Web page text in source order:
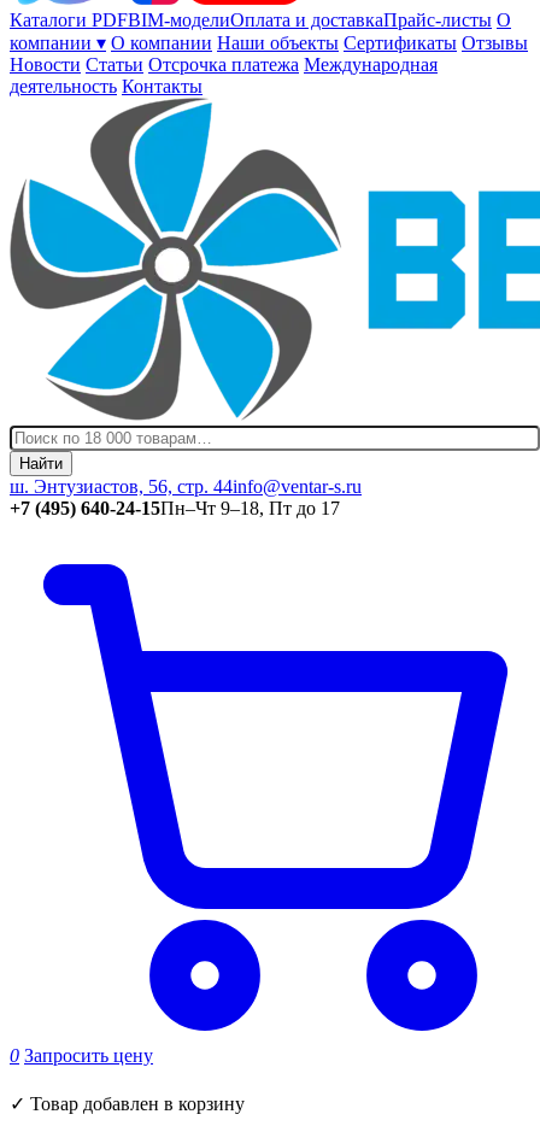
Каталоги PDFBIM-моделиОплата и доставкаПрайс-листы О
компании ▾ О компании Наши объекты Сертификаты Отзывы
Новости Статьи Отсрочка платежа Международная
деятельность Контакты
Найти
ш. Энтузиастов, 56, стр. 44info@ventar-s.ru
+7 (495) 640-24-15Пн–Чт 9–18, Пт до 17
0 Запросить цену
✓ Товар добавлен в корзину